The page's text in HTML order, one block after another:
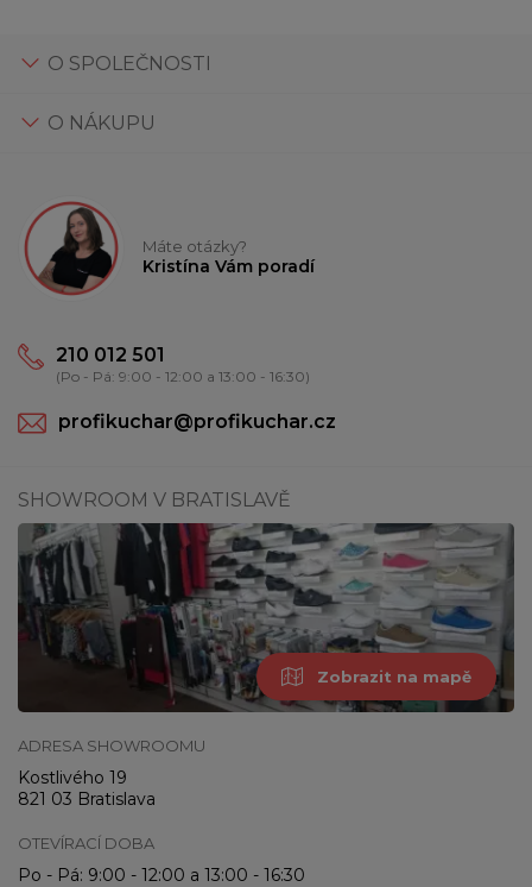
O SPOLEČNOSTI
O NÁKUPU
Máte otázky?
Kristína Vám poradí
210 012 501
(Po - Pá: 9:00 - 12:00 a 13:00 - 16:30)
profikuchar@profikuchar.cz
SHOWROOM V BRATISLAVĚ
Zobrazit na mapě
ADRESA SHOWROOMU
Kostlivého 19
821 03 Bratislava
OTEVÍRACÍ DOBA
Po - Pá: 9:00 - 12:00 a 13:00 - 16:30